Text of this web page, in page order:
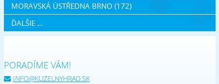
MORAVSKÁ ÚSTŘEDNA BRNO (172)
ĎALŠIE ...
PORADÍME VÁM!
INFO@KUZELNYHRAD.SK